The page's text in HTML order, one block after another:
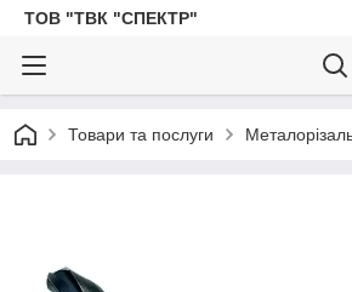
ТОВ "ТВК "СПЕКТР"
Товари та послуги